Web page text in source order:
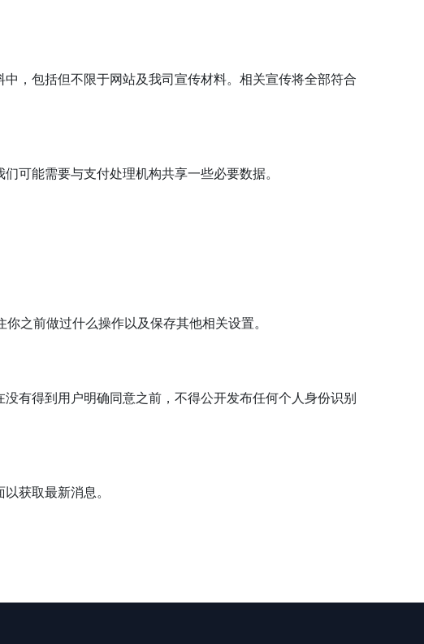
，包括但不限于网站及我司宣传材料。相关宣传将全部符合
可能需要与支付处理机构共享一些必要数据。
之前做过什么操作以及保存其他相关设置。
有得到用户明确同意之前，不得公开发布任何个人身份识别
获取最新消息。